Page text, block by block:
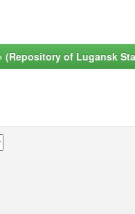
(Repository of Lugansk